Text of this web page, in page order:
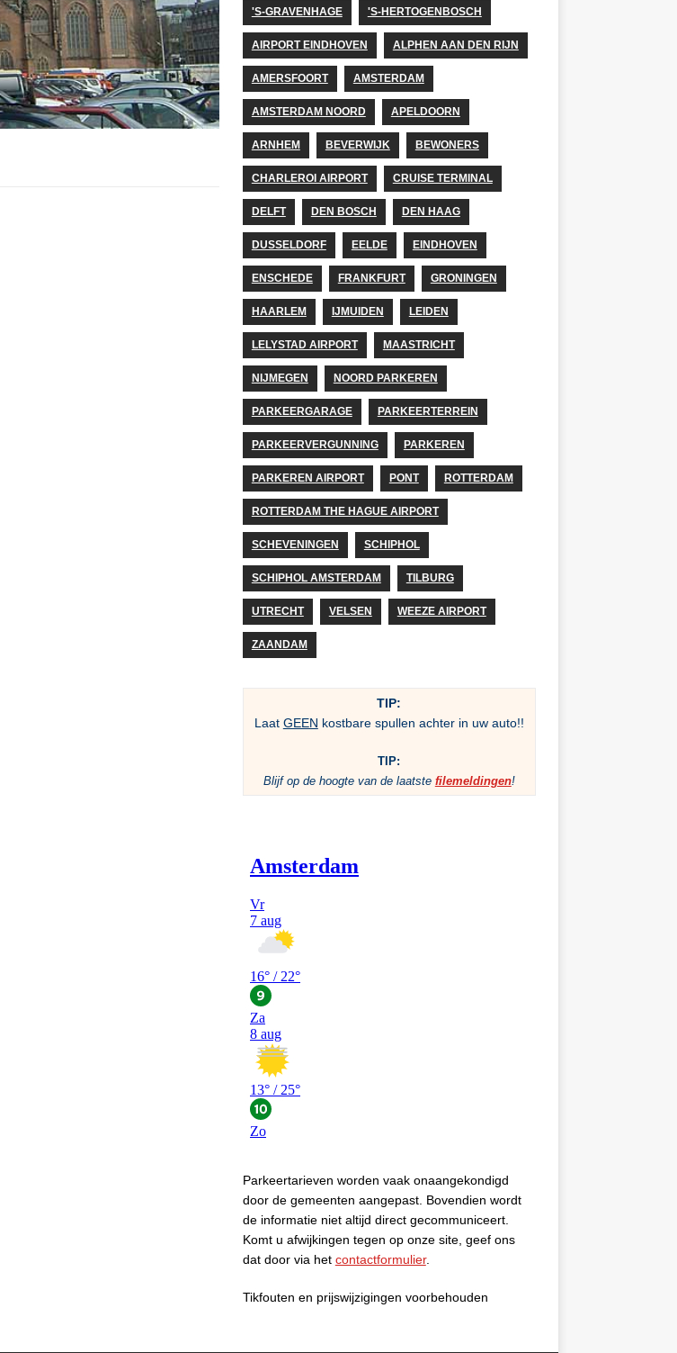
'S-GRAVENHAGE 'S-HERTOGENBOSCH
AIRPORT EINDHOVEN ALPHEN AAN DEN RIJN
AMERSFOORT AMSTERDAM
AMSTERDAM NOORD APELDOORN
ARNHEM BEVERWIJK BEWONERS
CHARLEROI AIRPORT CRUISE TERMINAL
DELFT DEN BOSCH DEN HAAG
DUSSELDORF EELDE EINDHOVEN
ENSCHEDE FRANKFURT GRONINGEN
HAARLEM IJMUIDEN LEIDEN
LELYSTAD AIRPORT MAASTRICHT
NIJMEGEN NOORD PARKEREN
PARKEERGARAGE PARKEERTERREIN
PARKEERVERGUNNING PARKEREN
PARKEREN AIRPORT PONT ROTTERDAM
ROTTERDAM THE HAGUE AIRPORT
SCHEVENINGEN SCHIPHOL
SCHIPHOL AMSTERDAM TILBURG
UTRECHT VELSEN WEEZE AIRPORT
ZAANDAM
TIP:
Laat GEEN kostbare spullen achter in uw auto!!
TIP:
Blijf op de hoogte van de laatste filemeldingen!
Parkeertarieven worden vaak onaangekondigd
door de gemeenten aangepast. Bovendien wordt
de informatie niet altijd direct gecommuniceert.
Komt u afwijkingen tegen op onze site, geef ons
dat door via het contactformulier.
Tikfouten en prijswijzigingen voorbehouden